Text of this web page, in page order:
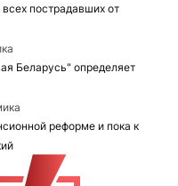
пострадавших от
Беларусь" определяет
реформе и пока к